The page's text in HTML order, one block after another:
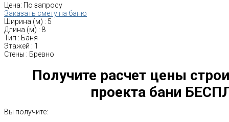
Цена: По запросу
Заказать смету на баню
Ширина (м) : 5
Длина (м) : 8
Тип : Баня
Этажей : 1
Стены : Бревно
Получите расчет цены
проекта бани
Вы получите: